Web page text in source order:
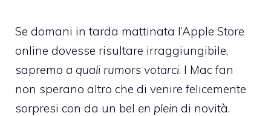
Se domani in tarda mattinata l’Apple Store
online dovesse risultare irraggiungibile,
sapremo a quali rumors votarci. I Mac fan
non sperano altro che di venire felicemente
sorpresi con da un bel en plein di novità.